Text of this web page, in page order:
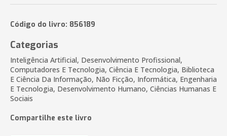
Código do livro: 856189
Categorias
Inteligência Artificial, Desenvolvimento Profissional,
Computadores E Tecnologia, Ciência E Tecnologia, Biblioteca
E Ciência Da Informação, Não Ficção, Informática, Engenharia
E Tecnologia, Desenvolvimento Humano, Ciências Humanas E
Sociais
Compartilhe este livro